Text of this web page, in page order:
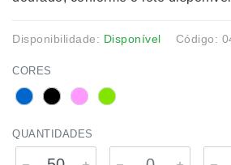
Disponibilidade: Disponível Código:
CORES
QUANTIDADES